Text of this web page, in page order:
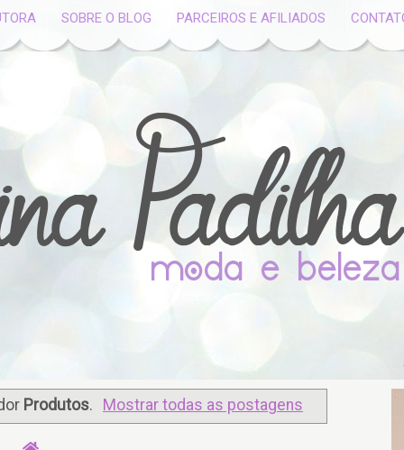
SOBRE O BLOG PARCEIROS E AFILIADOS
Produtos. Mostrar todas as postagens